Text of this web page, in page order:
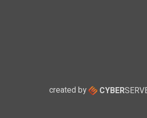
created by CYBER